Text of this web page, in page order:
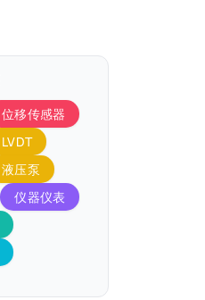
位移传感器
LVDT
液压泵
仪器仪表